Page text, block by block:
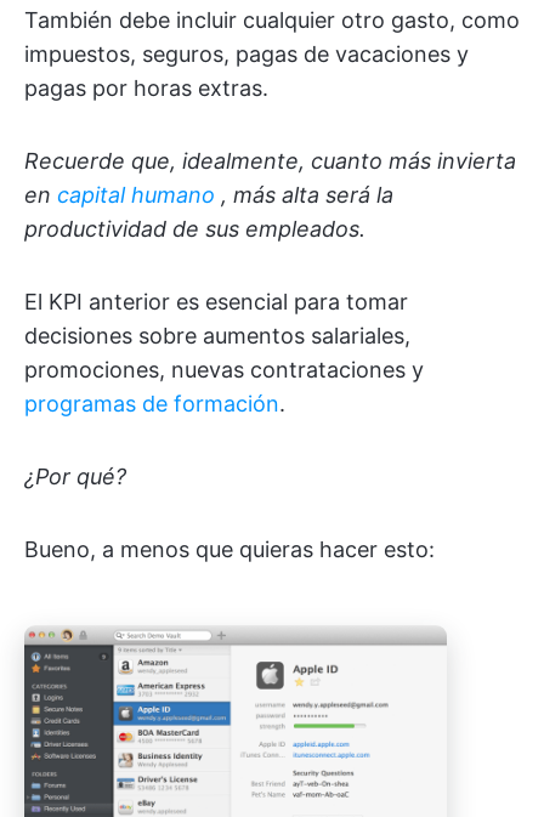
También debe incluir cualquier otro gasto, como
impuestos, seguros, pagas de vacaciones y
pagas por horas extras.
Recuerde que, idealmente, cuanto más invierta
en capital humano , más alta será la
productividad de sus empleados.
El KPI anterior es esencial para tomar
decisiones sobre aumentos salariales,
promociones, nuevas contrataciones y
programas de formación.
¿Por qué?
Bueno, a menos que quieras hacer esto: